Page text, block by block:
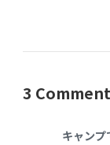
3
キャンプ